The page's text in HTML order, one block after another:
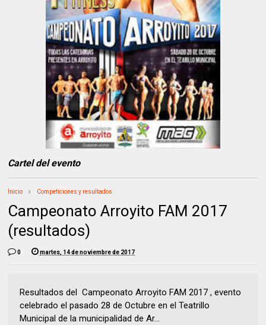
Cartel del evento
Inicio Competiciones y resultados
Campeonato Arroyito FAM 2017
(resultados)
0 martes, 14 de noviembre de 2017
Resultados del Campeonato Arroyito FAM 2017 , evento
celebrado el pasado 28 de Octubre en el Teatrillo
Municipal de la municipalidad de Ar...